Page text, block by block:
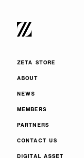
ZETA STORE
ABOUT
NEWS
MEMBERS
PARTNERS
CONTACT US
DIGITAL ASSET